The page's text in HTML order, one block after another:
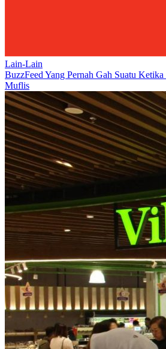
Lain-Lain
BuzzFeed Yang Pernah Gah Suatu
Muflis